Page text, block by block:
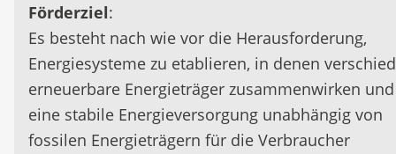
Förderziel:
Es besteht nach wie vor die Herausforderung,
Energiesysteme zu etablieren, in denen
erneuerbare Energieträger zusammenwirken
eine stabile Energieversorgung unabhängig von
fossilen Energieträgern für die Verbraucher